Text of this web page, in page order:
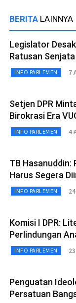
BERITA LAINNYA
Legislator
Ratusan
INFO PARLEMEN 7
Setjen DPR
Birokrasi Era
INFO PARLEMEN 4
TB
Harus Segera
INFO PARLEMEN
Komisi I DPR:
Perlindungan
INFO PARLEMEN
Penguatan
Persatuan